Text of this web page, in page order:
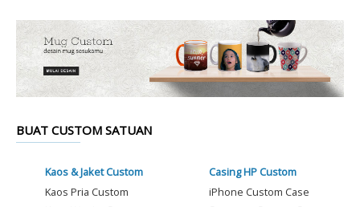
BUAT CUSTOM SATUAN
Kaos & Jaket Custom
Kaos Pria Custom
Casing HP Custom
iPhone Custom Case